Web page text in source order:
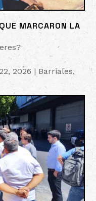
MARCARON LA
2026 | Barriales,